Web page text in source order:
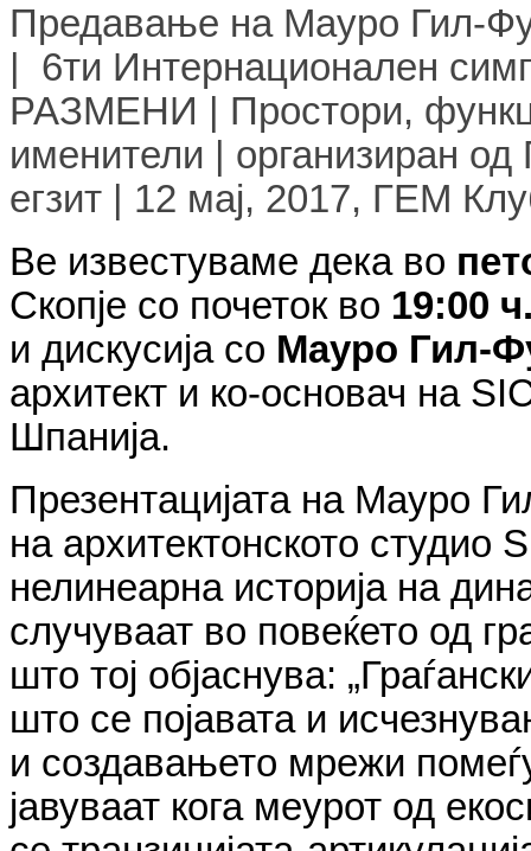
Предавање на Мауро Гил-
6ти Интернационален
РАЗМЕНИ
Простори,
именители
организиран
егзит | 12 мај, 2017, ГЕМ
Ве известуваме дека во
Скопје со почеток во 19:00
и дискусија со Мауро Гил-
архитект и ко-основач на
Шпанија.
Презентацијата на Мауро
на архитектонското студио
нелинеарна историја на
случуваат во повеќето од
што тој објаснува:
што се појавата и
и создавањето мрежи
јавуваат кога меурот од